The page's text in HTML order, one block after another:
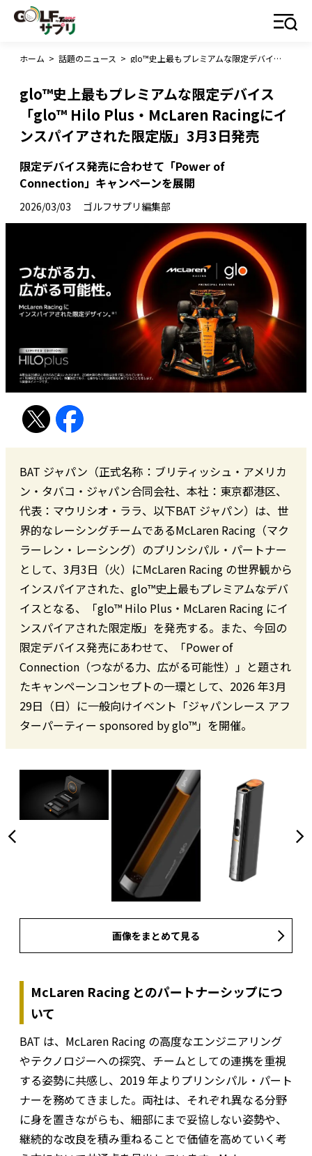
ホーム > 話題のニュース > glo™史上最もプレミアムな限定デバイス 「glo™ Hilo Plus・McLaren Racingにインスパイアされた限定版」3月3日発売
glo™史上最もプレミアムな限定デバイス
「glo™ Hilo Plus・McLaren Racingにイ
ンスパイアされた限定版」3月3日発売
限定デバイス発売に合わせて「Power of
Connection」キャンペーンを展開
2026/03/03 ゴルフサプリ編集部
BAT ジャパン（正式名称：ブリティッシュ・アメリカ
ン・タバコ・ジャパン合同会社、本社：東京都港区、
代表：マウリシオ・ララ、以下BAT ジャパン）は、世
界的なレーシングチームであるMcLaren Racing（マク
ラーレン・レーシング）のプリンシパル・パートナー
として、3月3日（火）にMcLaren Racing の世界観から
インスパイアされた、glo™史上最もプレミアムなデバ
イスとなる、「glo™ Hilo Plus・McLaren Racing にイ
ンスパイアされた限定版」を発売する。また、今回の
限定デバイス発売にあわせて、「Power of
Connection（つながる力、広がる可能性）」と題され
たキャンペーンコンセプトの一環として、2026 年3月
29日（日）に一般向けイベント「ジャパンレース アフ
ターパーティー sponsored by glo™」を開催。
画像をまとめて見る
McLaren Racing とのパートナーシップにつ
いて
BAT は、McLaren Racing の高度なエンジニアリング
やテクノロジーへの探究、チームとしての連携を重視
する姿勢に共感し、2019 年よりプリンシパル・パート
ナーを務めてきました。両社は、それぞれ異なる分野
に身を置きながらも、細部にまで妥協しない姿勢や、
継続的な改良を積み重ねることで価値を高めていく考